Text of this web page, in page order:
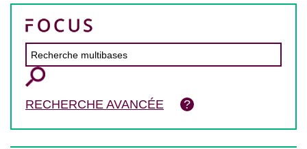
RECHERCHE AVANCÉE